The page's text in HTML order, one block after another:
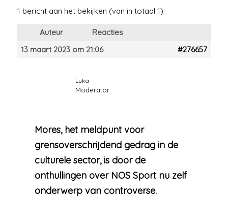
1 bericht aan het bekijken (van in totaal 1)
Auteur
Reacties
13 maart 2023 om 21:06
#276657
Luka
Moderator
Mores, het meldpunt voor
grensoverschrijdend gedrag in de
culturele sector, is door de
onthullingen over NOS Sport nu zelf
onderwerp van controverse.